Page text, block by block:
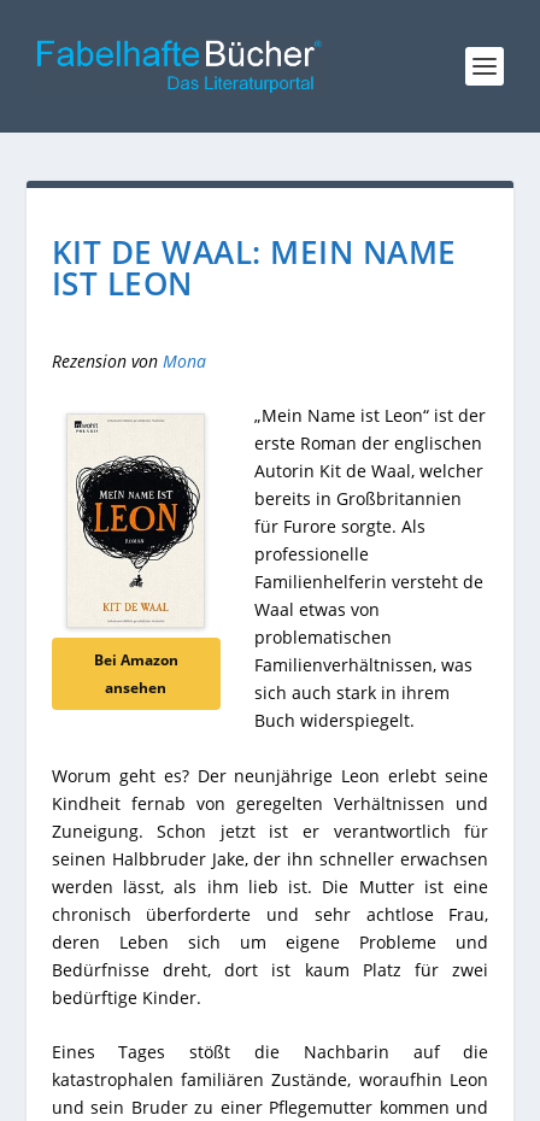
KIT DE WAAL: MEIN NAME
IST LEON
Rezension von Mona
Bei Amazon
ansehen
„Mein Name ist Leon“ ist der
erste Roman der englischen
Autorin Kit de Waal, welcher
bereits in Großbritannien
für Furore sorgte. Als
professionelle
Familienhelferin versteht de
Waal etwas von
problematischen
Familienverhältnissen, was
sich auch stark in ihrem
Buch widerspiegelt.
Worum geht es? Der neunjährige Leon erlebt seine
Kindheit fernab von geregelten Verhältnissen und
Zuneigung. Schon jetzt ist er verantwortlich für
seinen Halbbruder Jake, der ihn schneller erwachsen
werden lässt, als ihm lieb ist. Die Mutter ist eine
chronisch überforderte und sehr achtlose Frau,
deren Leben sich um eigene Probleme und
Bedürfnisse dreht, dort ist kaum Platz für zwei
bedürftige Kinder.
Eines Tages stößt die Nachbarin auf die
katastrophalen familiären Zustände, woraufhin Leon
und sein Bruder zu einer Pflegemutter kommen und